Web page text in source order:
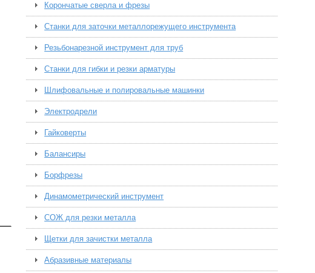
Корончатые сверла и фрезы
Станки для заточки металлорежущего инструмента
Резьбонарезной инструмент для труб
Станки для гибки и резки арматуры
Шлифовальные и полировальные машинки
Электродрели
Гайковерты
Балансиры
Борфрезы
Динамометрический инструмент
СОЖ для резки металла
Щетки для зачистки металла
Абразивные материалы